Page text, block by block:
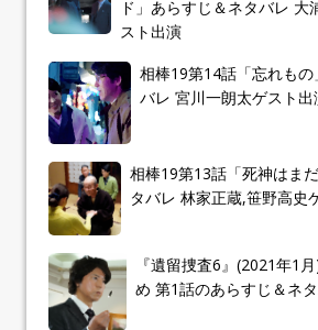
ド」あらすじ＆ネタバレ 大
スト出演
相棒19第14話「忘れも
バレ 宮川一朗太ゲスト出
相棒19第13話「死神はま
タバレ 林家正蔵,笹野高史
『遺留捜査6』(2021年1
め 第1話のあらすじ＆ネ